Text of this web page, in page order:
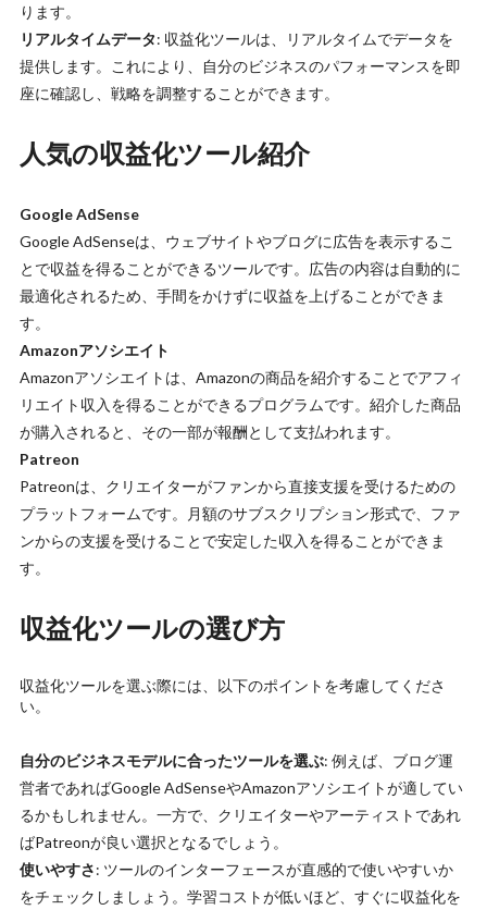
ります。
リアルタイムデータ: 収益化ツールは、リアルタイムでデータを
提供します。これにより、自分のビジネスのパフォーマンスを即
座に確認し、戦略を調整することができます。
人気の収益化ツール紹介
Google AdSense
Google AdSenseは、ウェブサイトやブログに広告を表示するこ
とで収益を得ることができるツールです。広告の内容は自動的に
最適化されるため、手間をかけずに収益を上げることができま
す。
Amazonアソシエイト
Amazonアソシエイトは、Amazonの商品を紹介することでアフィ
リエイト収入を得ることができるプログラムです。紹介した商品
が購入されると、その一部が報酬として支払われます。
Patreon
Patreonは、クリエイターがファンから直接支援を受けるための
プラットフォームです。月額のサブスクリプション形式で、ファ
ンからの支援を受けることで安定した収入を得ることができま
す。
収益化ツールの選び方
収益化ツールを選ぶ際には、以下のポイントを考慮してくださ
い。
自分のビジネスモデルに合ったツールを選ぶ: 例えば、ブログ運
営者であればGoogle AdSenseやAmazonアソシエイトが適してい
るかもしれません。一方で、クリエイターやアーティストであれ
ばPatreonが良い選択となるでしょう。
使いやすさ: ツールのインターフェースが直感的で使いやすいか
をチェックしましょう。学習コストが低いほど、すぐに収益化を